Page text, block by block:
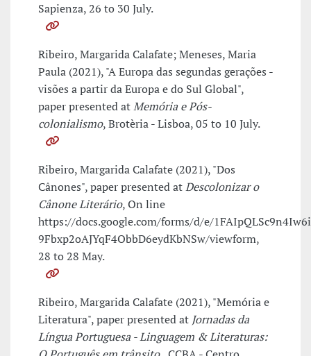
Sapienza, 26 to 30 July.
Ribeiro, Margarida Calafate; Meneses, Maria
Paula (2021), "A Europa das segundas gerações -
visões a partir da Europa e do Sul Global",
paper presented atMemória e Pós-
colonialismo, Brotèria - Lisboa, 05 to 10 July.
Ribeiro, Margarida Calafate (2021), "Dos
Cânones", paper presented atDescolonizar o
Cânone Literário, On line
https://docs.google.com/forms/d/e/
9Fbxp2oAJYqF4ObbD6eydKbNSw/viewform,
28 to 28 May.
Ribeiro, Margarida Calafate (2021), "Memória e
Literatura", paper presented at Jornadas da
Língua Portuguesa - Linguagem & Literaturas: